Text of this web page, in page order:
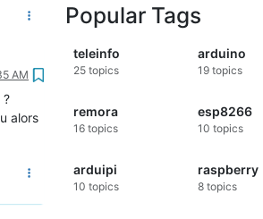
AM
?
alors
Popular Tags
teleinfo
25 topics
arduino
19topics
remora
16 topics
esp8266
10 topics
arduipi
10 topics
raspberry
8topics